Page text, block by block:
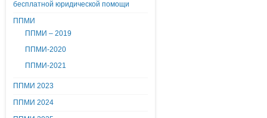
бесплатной юридической помощи
ППМИ
ППМИ – 2019
ППМИ-2020
ППМИ-2021
ППМИ 2023
ППМИ 2024